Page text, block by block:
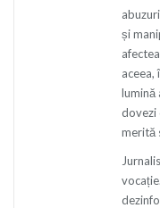
și
aceea,
lumină
dovezi
merită